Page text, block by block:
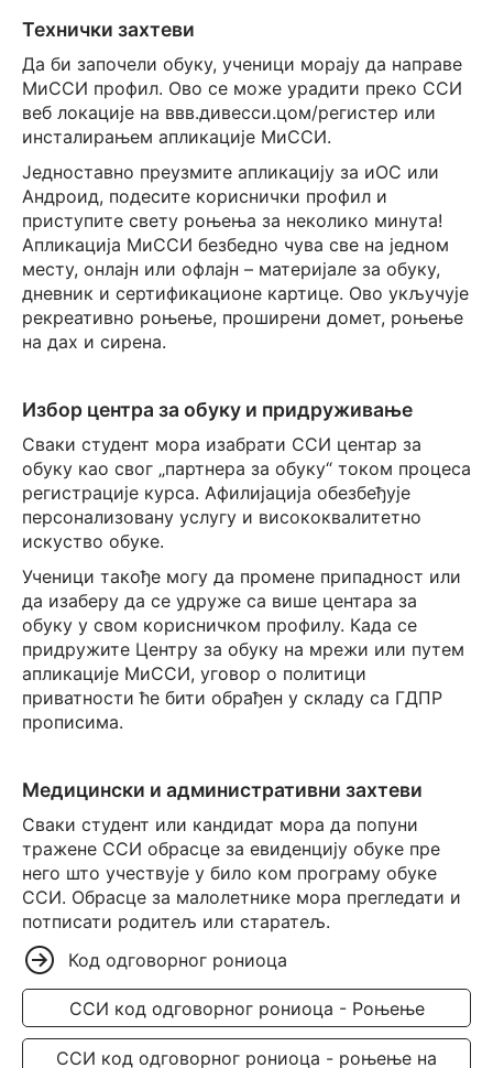
Технички захтеви
Да би започели обуку, ученици морају да направе
МиССИ профил. Ово се може урадити преко ССИ
веб локације на ввв.дивесси.цом/регистер или
инсталирањем апликације МиССИ.
Једноставно преузмите апликацију за иОС или
Андроид, подесите кориснички профил и
приступите свету роњења за неколико минута!
Апликација МиССИ безбедно чува све на једном
месту, онлајн или офлајн – материјале за обуку,
дневник и сертификационе картице. Ово укључује
рекреативно роњење, проширени домет, роњење
на дах и сирена.
Избор центра за обуку и придруживање
Сваки студент мора изабрати ССИ центар за
обуку као свог „партнера за обуку“ током процеса
регистрације курса. Афилијација обезбеђује
персонализовану услугу и висококвалитетно
искуство обуке.
Ученици такође могу да промене припадност или
да изаберу да се удруже са више центара за
обуку у свом корисничком профилу. Када се
придружите Центру за обуку на мрежи или путем
апликације МиССИ, уговор о политици
приватности ће бити обрађен у складу са ГДПР
прописима.
Медицински и административни захтеви
Сваки студент или кандидат мора да попуни
тражене ССИ обрасце за евиденцију обуке пре
него што учествује у било ком програму обуке
ССИ. Обрасце за малолетнике мора прегледати и
потписати родитељ или старатељ.
Код одговорног рониоца
ССИ код одговорног рониоца - Роњење
ССИ код одговорног рониоца - роњење на